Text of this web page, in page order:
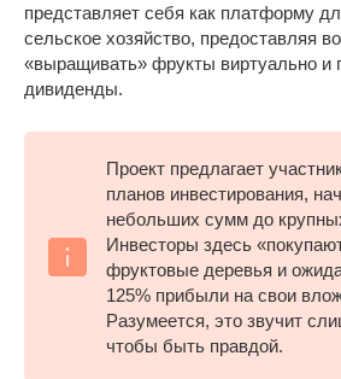
представляет себя как платформу
сельское хозяйство, предоставляя
«выращивать» фрукты виртуально и
дивиденды.
Проект предлагает
планов инвестирования,
небольших сумм до
Инвесторы здесь
фруктовые деревья и
125% прибыли на свои
Разумеется, это звучит
чтобы быть правдой.